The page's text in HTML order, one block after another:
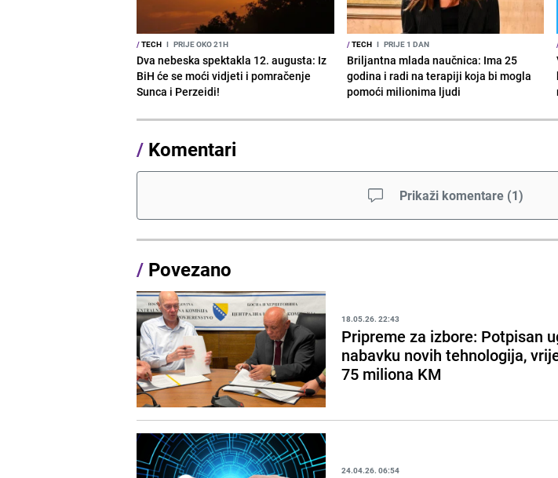
/TECH I PRIJE OKO 21H
Dva nebeska spektakla 12. augusta: Iz
BiH će se moći vidjeti i pomračenje
Sunca i Perzeidi!
/TECH I PRIJE 1 DAN
Briljantna mlada naučnica: Ima 25
godina i radi na terapiji koja bi mogla
pomoći milionima ljudi
/ Komentari
Prikaži komentare (1)
/ Povezano
18.05.26. 22:43
Pripreme za izbore: Potpisan
nabavku novih tehnologija,
75 miliona KM
24.04.26. 06:54